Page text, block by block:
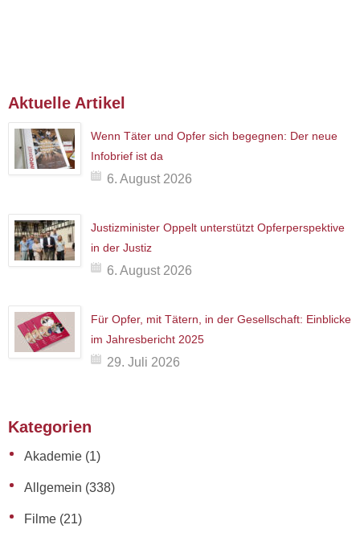
Aktuelle Artikel
Wenn Täter und Opfer sich begegnen: Der neue
Infobrief ist da
6. August 2026
Justizminister Oppelt unterstützt Opferperspektive
in der Justiz
6. August 2026
Für Opfer, mit Tätern, in der Gesellschaft: Einblicke
im Jahresbericht 2025
29. Juli 2026
Kategorien
Akademie (1)
Allgemein (338)
Filme (21)